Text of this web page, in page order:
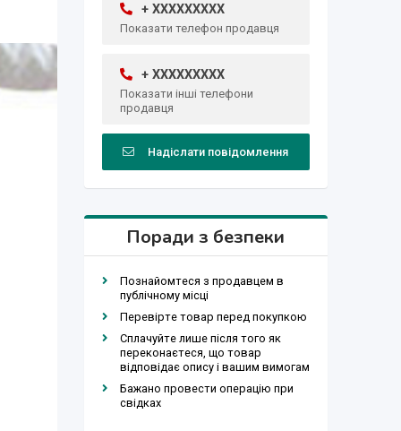
+ XXXXXXXXX
Показати телефон продавця
+ XXXXXXXXX
Показати інші телефони
продавця
Надіслати повідомлення
Поради з безпеки
Познайомтеся з продавцем в
публічному місці
Перевірте товар перед покупкою
Сплачуйте лише після того як
переконаєтеся, що товар
відповідає опису і вашим вимогам
Бажано провести операцію при
свідках